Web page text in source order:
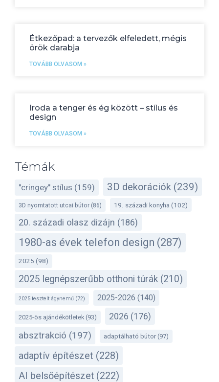
Étkezőpad: a tervezők elfeledett, mégis
örök darabja
TOVÁBB OLVASOM »
Iroda a tenger és ég között – stílus és
design
TOVÁBB OLVASOM »
Témák
"cringey" stílus (159) 3D dekorációk (239)
3D nyomtatott utcai bútor (86) 19. századi konyha (102)
20. századi olasz dizájn (186)
1980-as évek telefon design (287)
2025 (98)
2025 legnépszerűbb otthoni túrák (210)
2025 tesztelt ágynemű (72) 2025-2026 (140)
2025-ös ajándékötletek (93) 2026 (176)
absztrakció (197) adaptálható bútor(97)
adaptív építészet (228)
AI belsőépítészet (222)